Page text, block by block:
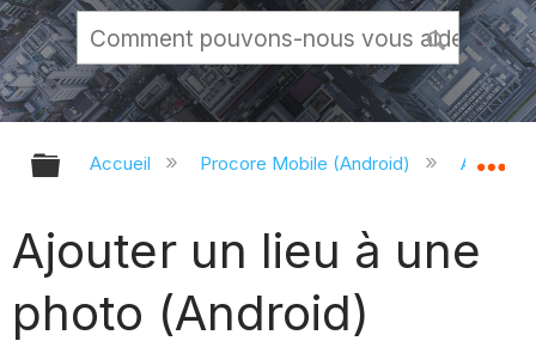
Développer/réduire la hiérarchie
Accueil Procore Mobile (Android)
Ajouter un lieu à une
photo (Android)